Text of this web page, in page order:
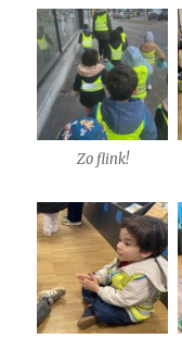
Zo flink!